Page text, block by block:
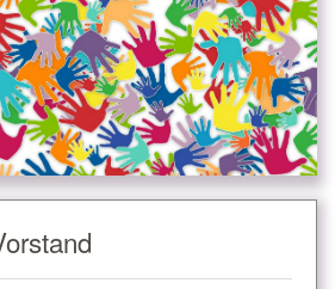
Startseite
Vorstand
Unsere Ziele
Ihre Spende